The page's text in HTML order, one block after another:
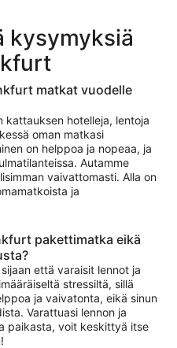
kysymyksiä
matkat vuodelle
kattauksen hotelleja, lentoja
oman matkasi
on helppoa ja nopeaa, ja
Autamme
vaivattomasti. Alla on
ja
pakettimatka eikä
että varaisit lennot ja
stressiltä, sillä
ja vaivatonta, eikä sinun
Varattuasi lennon ja
paikasta, voit keskittyä itse